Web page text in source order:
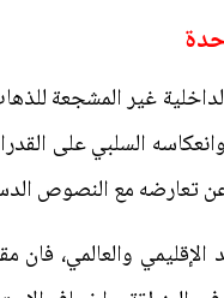
غير المشجعة
السلبي على
تعارضه مع النصوص
الإقليمي والعالمي،